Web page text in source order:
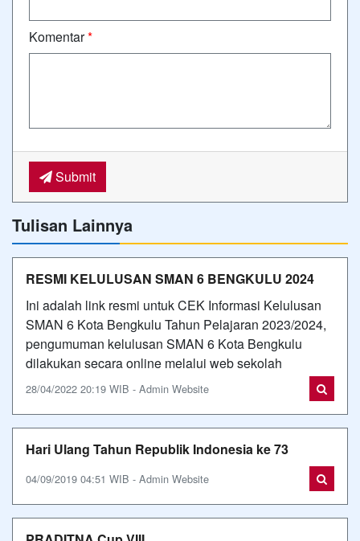
Komentar*
Submit
Tulisan Lainnya
RESMI KELULUSAN SMAN 6 BENGKULU 2024
Ini adalah link resmi untuk CEK Informasi Kelulusan
SMAN 6 Kota Bengkulu Tahun Pelajaran 2023/2024,
pengumuman kelulusan SMAN 6 Kota Bengkulu
dilakukan secara online melalui web sekolah
28/04/2022 20:19 WIB - Admin Website
Hari Ulang Tahun Republik Indonesia ke 73
04/09/2019 04:51 WIB - Admin Website